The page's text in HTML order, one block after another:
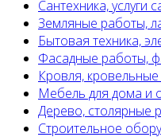
Сантехника, услуги
Земляные работы,
Бытовая техника,
Фасадные работы,
Кровля,
Мебель для дома и
Дерево, столярные
Строительное